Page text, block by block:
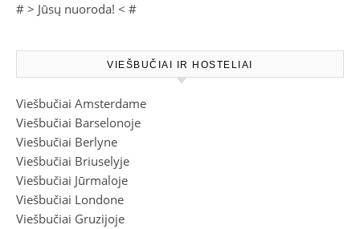
# > Jūsų nuoroda! < #
VIEŠBUČIAI IR HOSTELIAI
Viešbučiai Amsterdame
Viešbučiai Barselonoje
Viešbučiai Berlyne
Viešbučiai Briuselyje
Viešbučiai Jūrmaloje
Viešbučiai Londone
Viešbučiai Gruzijoje